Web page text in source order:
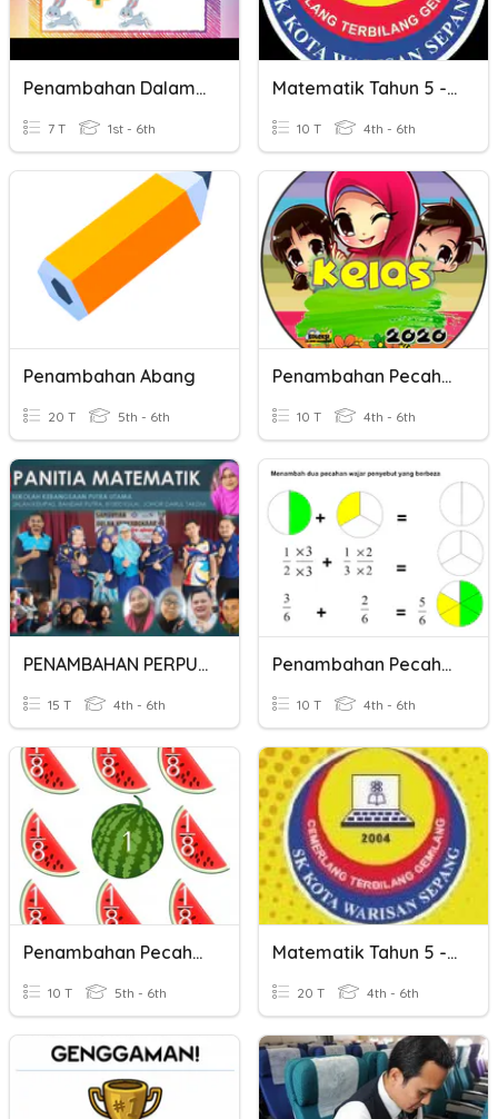
Penambahan Dalam Lingkungan 20
7 T 1st - 6th
Matematik Tahun 5 - Penambahan Unit Masa
10 T 4th - 6th
Penambahan Abang
20 T 5th - 6th
Penambahan Pecahan
10 T 4th - 6th
PENAMBAHAN PERPULUHAN
15 T 4th - 6th
Penambahan Pecahan
10 T 4th - 6th
Penambahan Pecahan
10 T 5th - 6th
Matematik Tahun 5 - Penambahan Jisim
20 T 4th - 6th